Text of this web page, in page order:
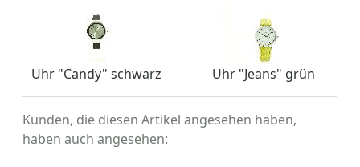
Uhr "Candy" schwarz Uhr "Jeans" grün
Kunden, die diesen Artikel angesehen haben,
haben auch angesehen: